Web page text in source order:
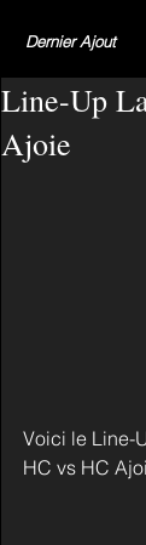
Dernier Ajout
Line-Up
Ajoie
Voici le Line-
HC vs HC